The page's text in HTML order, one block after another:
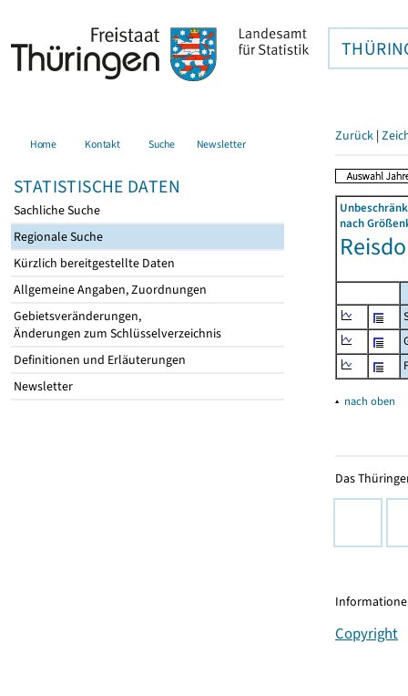
Home Kontakt Suche Newsletter
STATISTISCHE DATEN
Sachliche Suche
Regionale Suche
Kürzlich bereitgestellte Daten
Allgemeine Angaben, Zuordnungen
Gebietsveränderungen,
Änderungen zum Schlüsselverzeichnis
Definitionen und Erläuterungen
Newsletter
Zurück |
nach
▴ nach oben
Das
Copyright